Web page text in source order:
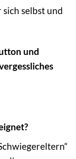
sich selbst und
und